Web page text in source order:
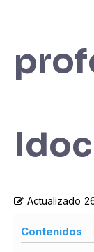
Actualizado
Contenidos